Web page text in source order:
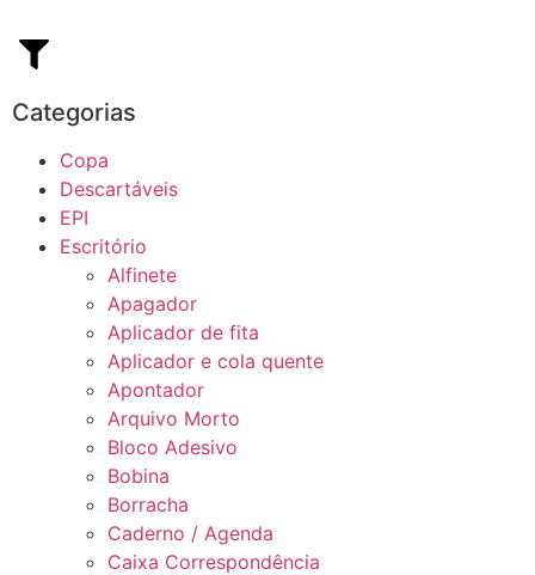
Categorias
Copa
Descartáveis
EPI
Escritório
Alfinete
Apagador
Aplicador de fita
Aplicador e cola quente
Apontador
Arquivo Morto
Bloco Adesivo
Bobina
Borracha
Caderno / Agenda
Caixa Correspondência